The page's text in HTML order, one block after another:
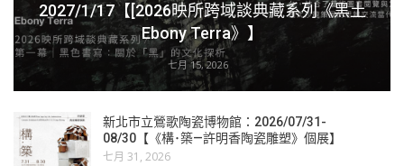
2027/1/17【[2026映所跨域談典藏系列《黑土
Ebony Terra》】
七月 15, 2026
新北市立鶯歌陶瓷博物館：2026/07/31-
08/30【《構･築—許明香陶瓷雕塑》個展】
七月 31, 2026